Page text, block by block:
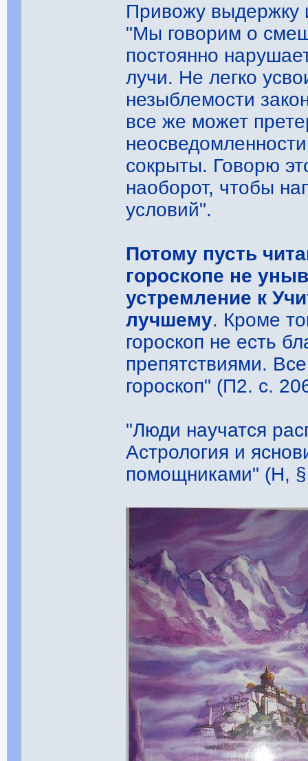
Привожу выдержку
"Мы говорим о
постоянно
лучи. Не легко
незыблемости
все же может
сокрыты. Говорю
наоборот, чтобы
условий".
Потому пусть
гороскопе не
устремление к
лучшему. Кроме
гороскоп не есть
препятствиями.
гороскоп" (П2. с.
"Люди научатся
Астрология и
помощниками" (Н,